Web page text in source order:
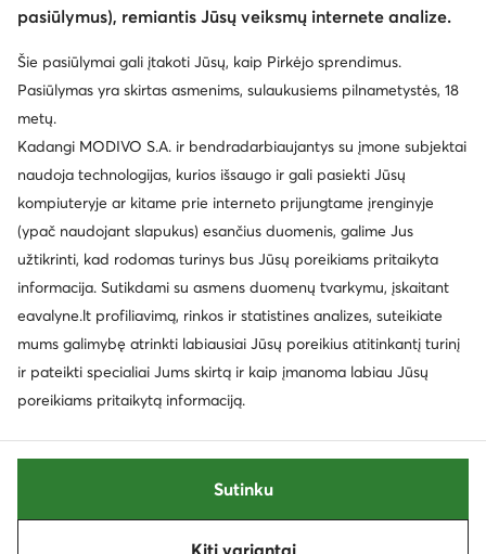
© eavalyne.lt 2026
Taisyklės
Pakeisti nustatymus
Privatumo politika
Duomenų apsauga
pasiūlymus), remiantis Jūsų veiksmų internete analize.
Šie pasiūlymai gali įtakoti Jūsų, kaip Pirkėjo sprendimus.
Pasiūlymas yra skirtas asmenims, sulaukusiems pilnametystės, 18
metų.
Kadangi MODIVO S.A. ir bendradarbiaujantys su įmone subjektai
naudoja technologijas, kurios išsaugo ir gali pasiekti Jūsų
kompiuteryje ar kitame prie interneto prijungtame įrenginyje
(ypač naudojant slapukus) esančius duomenis, galime Jus
užtikrinti, kad rodomas turinys bus Jūsų poreikiams pritaikyta
informacija. Sutikdami su asmens duomenų tvarkymu, įskaitant
eavalyne.lt profiliavimą, rinkos ir statistines analizes, suteikiate
mums galimybę atrinkti labiausiai Jūsų poreikius atitinkantį turinį
ir pateikti specialiai Jums skirtą ir kaip įmanoma labiau Jūsų
poreikiams pritaikytą informaciją.
Kiti variantai
Sutinku